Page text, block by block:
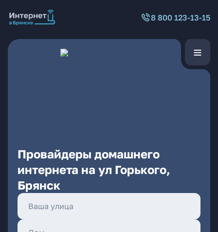
8 800 123-13-15
Провайдеры домашнего
интернета на ул Горького,
Брянск